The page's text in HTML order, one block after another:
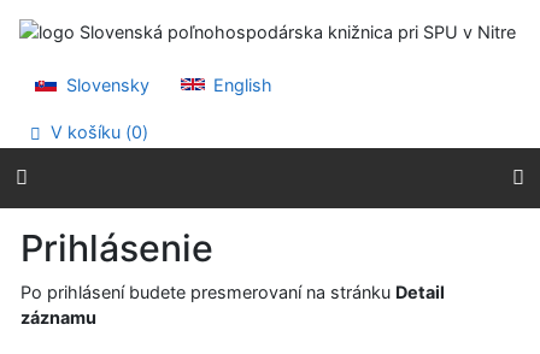
Prejsť na menu
Slovensky
English
V košíku (0)
Prihlásenie
Po prihlásení budete presmerovaní na stránku Detail
záznamu